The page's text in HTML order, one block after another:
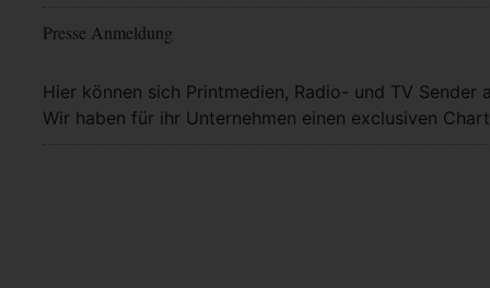
Presse Anmeldung
Hier können sich Printmedien, Radio- und TV Sender
Wir haben für ihr Unternehmen einen exclusiven
Mehr Info